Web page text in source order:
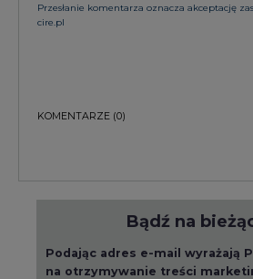
Przesłanie komentarza oznacza akceptację
cire.pl
KOMENTARZE (0)
Bądź na
Podając adres e-mail wyrażają
na otrzymywanie treści